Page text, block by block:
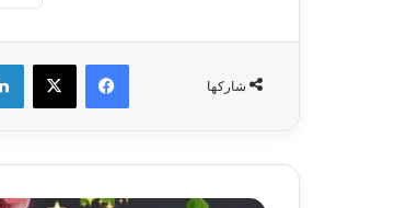
شاركها
فيسبوك ‫X